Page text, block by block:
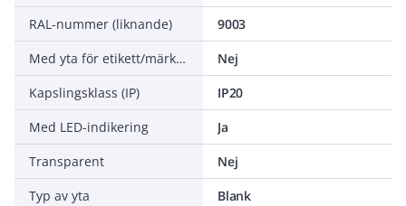
RAL-nummer (liknande)
9003
Med yta för etikett/märkning
Nej
Kapslingsklass (IP)
IP20
Med LED-indikering
Ja
Transparent
Nej
Typ av yta
Blank